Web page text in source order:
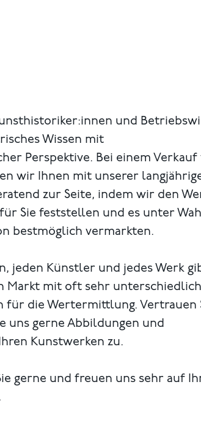
und
Wissen mit
Perspektive. Bei einem Verkauf
wir Ihnen mit unserer
zur Seite, indem wir den
Sie feststellen und es unter
bestmöglich vermarkten.
jeden Künstler und jedes Werk
Markt mit oft sehr
für die Wertermittlung. Vertrauen
uns gerne Abbildungen und
Kunstwerken zu.
gerne und freuen uns sehr auf